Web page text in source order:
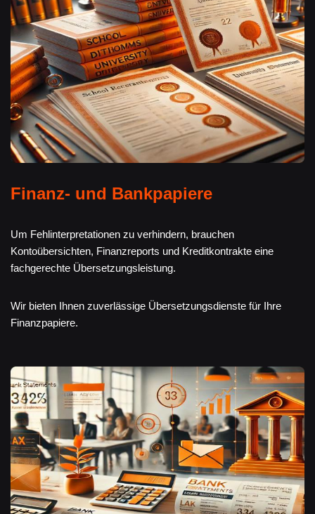
Finanz- und Bankpapiere
Um Fehlinterpretationen zu verhindern, brauchen
Kontoübersichten, Finanzreports und Kreditkontrakte eine
fachgerechte Übersetzungsleistung.
Wir bieten Ihnen zuverlässige Übersetzungsdienste für Ihre
Finanzpapiere.